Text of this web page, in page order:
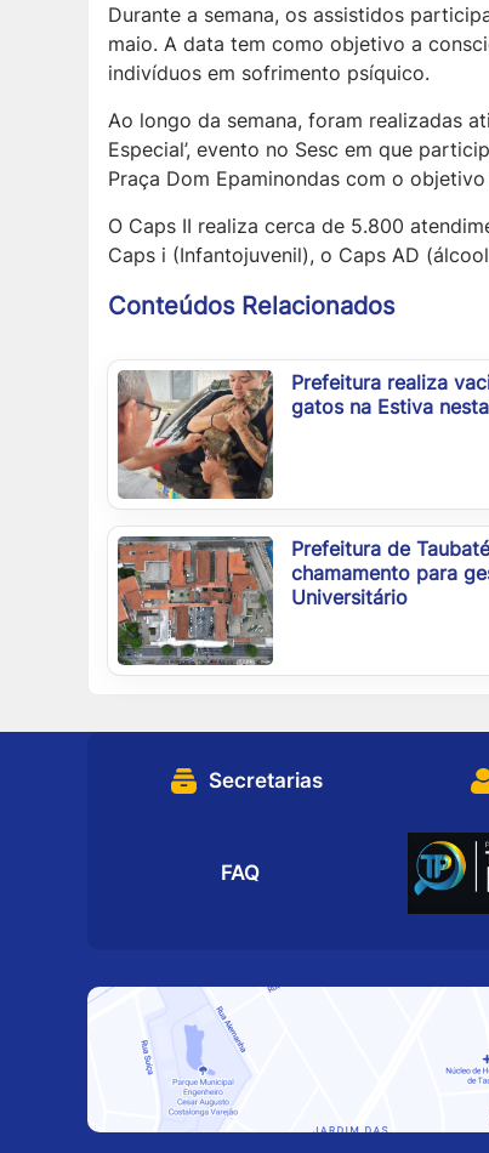
Durante a semana, os assistidos
maio. A data tem como objetivo a
indivíduos em sofrimento psíquico.
Ao longo da semana, foram realizadas
Especial’, evento no Sesc em que
Praça Dom Epaminondas com o
O Caps II realiza cerca de 5.800
Caps i (Infantojuvenil), o Caps AD
Conteúdos Relacionados
Prefeitura realiza
gatos na Estiva
Prefeitura de
chamamento para
Universitário
Secretarias
FAQ